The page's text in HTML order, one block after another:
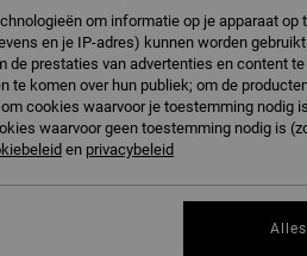
om informatie op je apparaat op
en je IP-adres) kunnen worden
prestaties van advertenties en content
komen over hun publiek; om de
cookies waarvoor je toestemming nodig
waarvoor geen toestemming nodig is
en privacybeleid